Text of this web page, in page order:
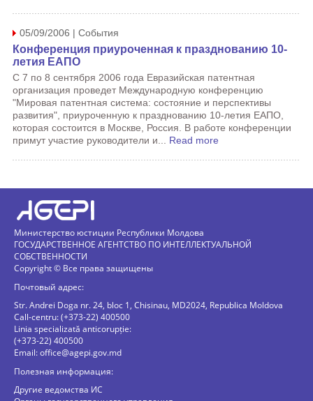
05/09/2006 | События
Конференция приуроченная к празднованию 10-
летия ЕАПО
С 7 по 8 сентября 2006 года Евразийская патентная
организация проведет Международную конференцию
"Мировая патентная система: состояние и перспективы
развития", приуроченную к празднованию 10-летия ЕАПО,
которая состоится в Москве, Россия. В работе конференции
примут участие руководители и... Read more
Министерство юстиции Республики Молдова
ГОСУДАРСТВЕННОЕ АГЕНТСТВО ПО ИНТЕЛЛЕКТУАЛЬНОЙ
СОБСТВЕННОСТИ
Copyright © Все права защищены
Почтовый адрес:
Str. Andrei Doga nr. 24, bloc 1, Chisinau, MD2024, Republica Moldova
Call-centru: (+373-22) 400500
Linia specializată anticorupție:
(+373-22) 400500
Email:office@agepi.gov.md
Полезная информация:
Другие ведомства ИС